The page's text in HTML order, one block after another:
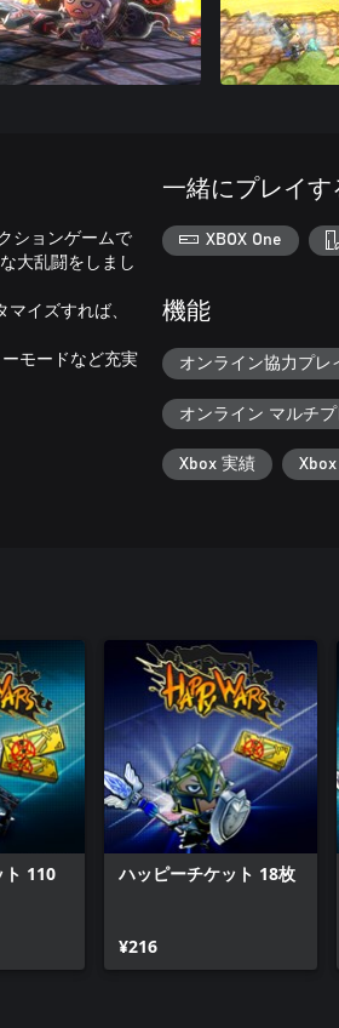
ションゲームで
大乱闘をしまし
イズすれば、
モードなど充実
一緒にプレイす
XBOX One
機能
オンライン協力プレ
オンライン マルチ
Xbox 実績
ト 110
ハッピーチケット 18枚
¥216